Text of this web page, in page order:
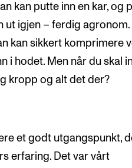
kan putte inn en kar, og
ut igjen – ferdig agronom.
kan sikkert komprimere
i hodet. Men når du skal
kropp og alt det der?
et godt utgangspunkt,
erfaring. Det var vårt